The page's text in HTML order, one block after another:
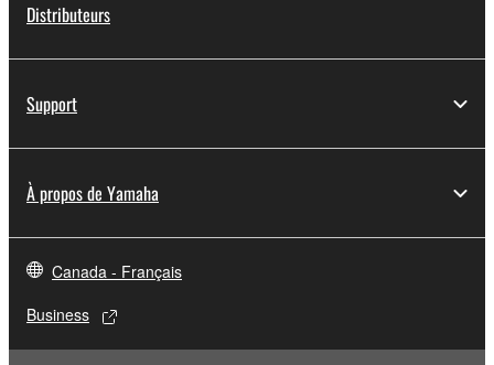
Distributeurs
Support
À propos de Yamaha
Canada - Français
Business